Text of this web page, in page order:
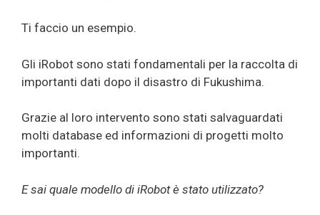
Ti faccio un esempio.
Gli iRobot sono stati fondamentali per la raccolta di
importanti dati dopo il disastro di Fukushima.
Grazie al loro intervento sono stati salvaguardati
molti database ed informazioni di progetti molto
importanti.
E sai quale modello di iRobot è stato utilizzato?